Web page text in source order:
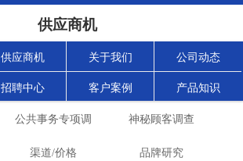
供应商机
供应商机 关于我们 公司动态
招聘中心 客户案例 产品知识
公共事务专项调
查
神秘顾客调查
渠道/价格 品牌研究